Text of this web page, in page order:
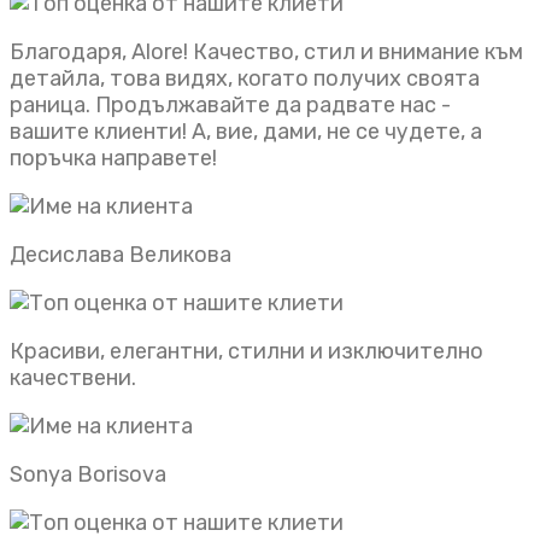
Благодаря, Alore! Качество, стил и внимание към
детайла, това видях, когато получих своята
раница. Продължавайте да радвате нас -
вашите клиенти! А, вие, дами, не се чудете, а
поръчка направете!
Десислава Великова
Красиви, елегантни, стилни и изключително
качествени.
Sonya Borisova